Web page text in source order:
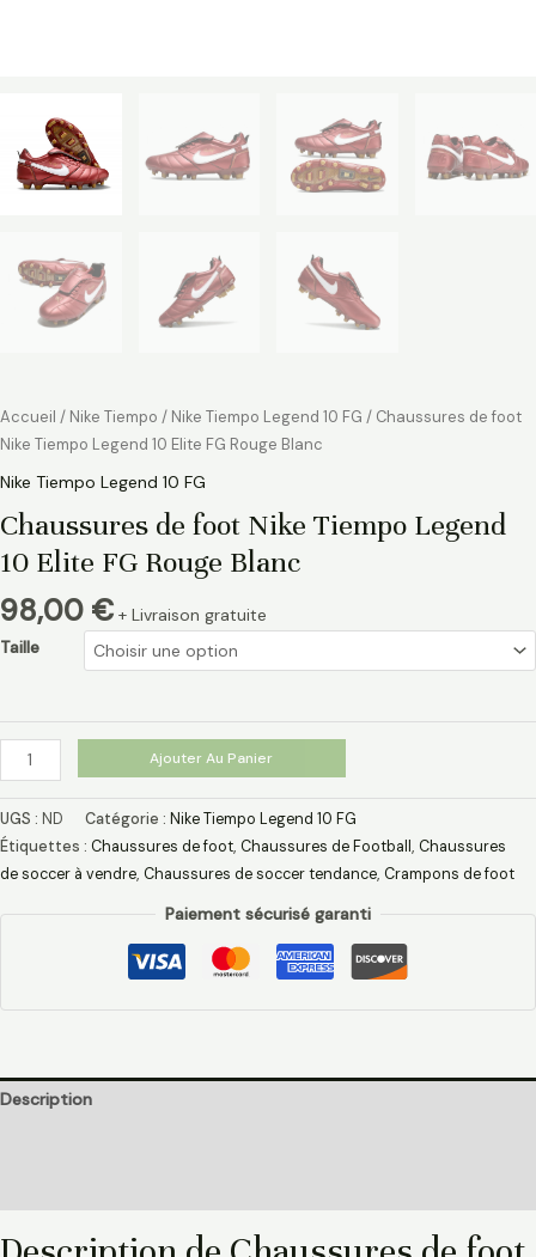
Accueil / Nike Tiempo / Nike Tiempo Legend 10 FG / Chaussures de foot
Nike Tiempo Legend 10 Elite FG Rouge Blanc
Nike Tiempo Legend 10 FG
Chaussures de foot Nike Tiempo Legend
10 Elite FG Rouge Blanc
98,00 € + Livraison gratuite
Taille
Ajouter Au Panier
UGS : ND Catégorie : Nike Tiempo Legend 10 FG
Étiquettes : Chaussures de foot, Chaussures de Football , Chaussures
de soccer à vendre, Chaussures de soccer tendance, Crampons de foot
Paiement sécurisé garanti
Description